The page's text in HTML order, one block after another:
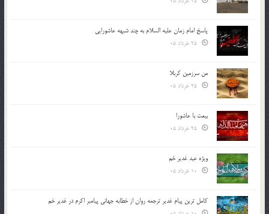
پاسخ امام زمان علیه السلام به چند شبهه عاشورایی
من سرزمین کربلا
بیعت با عاشورا
ویژه عید غدیر خم
کامل ترین پیام غدیر ترجمه روان از خطابه جهانی پیامبر اکرم در غدیر خم